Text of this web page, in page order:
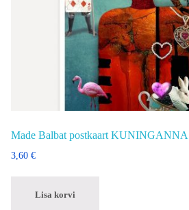
Made Balbat postkaart KUNINGANNA
3,60 €
Lisa korvi